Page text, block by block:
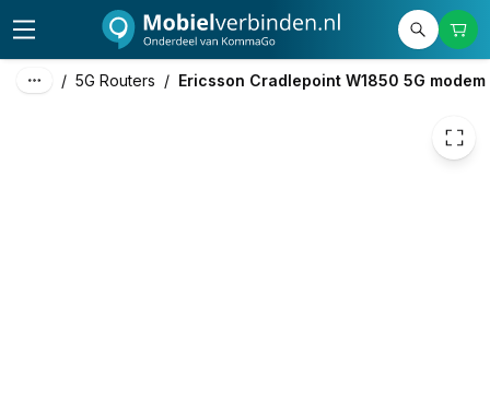
/ 5G Routers / Ericsson Cradlepoint W1850 5G modem
€ 1.675,85